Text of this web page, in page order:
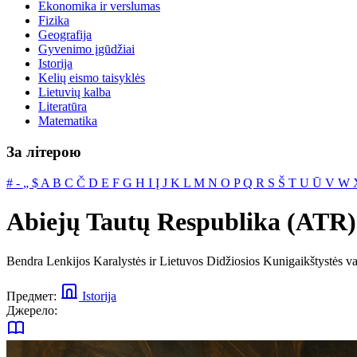
Ekonomika ir verslumas
Fizika
Geografija
Gyvenimo įgūdžiai
Istorija
Kelių eismo taisyklės
Lietuvių kalba
Literatūra
Matematika
За літерою
# ‐ „ $ A B C Č D E F G H I Į J K L M N O PQ R S Š T U Ū V W
Abiejų Tautų Respublika (ATR)
Bendra Lenkijos Karalystės ir Lietuvos Didžiosios Kunigaikštystės
Предмет:
Istorija
Джерело: